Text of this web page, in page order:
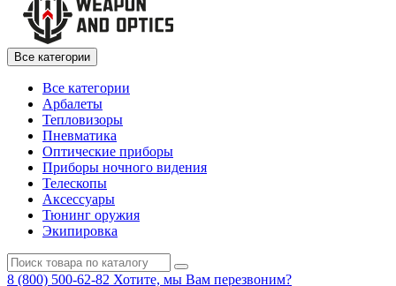
Все категории
Все категории
Арбалеты
Тепловизоры
Пневматика
Оптические приборы
Приборы ночного видения
Телескопы
Аксессуары
Тюнинг оружия
Экипировка
8 (800) 500-62-82 Хотите, мы Вам перезвоним?